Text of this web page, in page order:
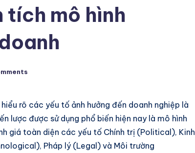
tích mô hình
rõ các yếu tố ảnh hưởng đến doanh nghiệp là
lược được sử dụng phổ biến hiện nay là mô hình
giá toàn diện các yếu tố Chính trị (Political), Kinh
Pháp lý (Legal) và Môi trường